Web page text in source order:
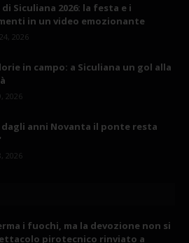
di Siculiana 2026: la festa e i
in un video emozionante
2026
in campo: a Siculiana un gol alla
2026
dagli anni Novanta il ponte resta
2026
i fuochi, ma la devozione non si
pirotecnico rinviato a